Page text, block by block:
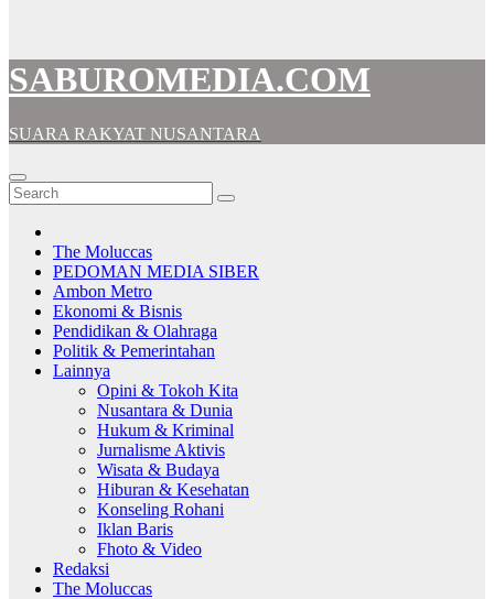
SABUROMEDIA.COM
SUARA RAKYAT NUSANTARA
The Moluccas
PEDOMAN MEDIA SIBER
Ambon Metro
Ekonomi & Bisnis
Pendidikan & Olahraga
Politik & Pemerintahan
Lainnya
Opini & Tokoh Kita
Nusantara & Dunia
Hukum & Kriminal
Jurnalisme Aktivis
Wisata & Budaya
Hiburan & Kesehatan
Konseling Rohani
Iklan Baris
Fhoto & Video
Redaksi
The Moluccas